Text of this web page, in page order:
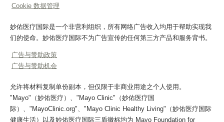
Cookie 数据管理
妙佑医疗国际是一个非营利组织，所有网络广告收入均用于帮助实现我
们的使命。妙佑医疗国际不为广告宣传的任何第三方产品和服务背书。
广告与赞助政策
广告与赞助机会
允许将材料复制单份副本，但仅限于非商业用途之个人使用。
"Mayo"（妙佑医疗）、"Mayo Clinic"（妙佑医疗国
际）、"MayoClinic.org"、"Mayo Clinic Healthy Living"（妙佑医疗国际
健康生活）以及妙佑医疗国际三盾徽标均为 Mayo Foundation for